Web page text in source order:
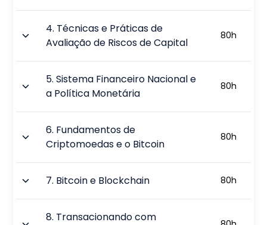
4. Técnicas e Práticas de
Avaliação de Riscos de Capital
80h
5.Sistema Financeiro Nacional e
a Política Monetária
80h
6. Fundamentos de
Criptomoedas e o Bitcoin
80h
7. Bitcoin e Blockchain 80h
8. Transacionando com